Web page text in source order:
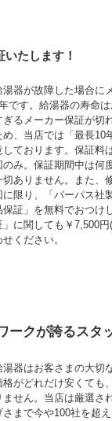
たします！
湯器が故障した場合に
です。給湯器の寿命
ぎるメーカー保証が切
め、当店では「最長10
しております。保証料
のみ。保証期間中は何
切ありません。また、
に限り、「パーパス社
保証」を無料でおつけ
」に関しても￥7,500
せください。
クが誇るスタ
湯器はお客さまの大切
格がどれだけ安くても
ません。当店は厳選さ
さまで今や100社を超